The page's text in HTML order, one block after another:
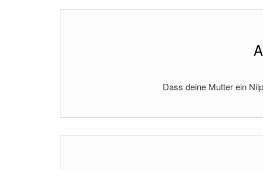
Dass deine Mutter ein